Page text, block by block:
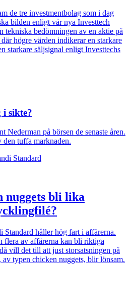
de tre investmentbolag som i dag
bilden enligt vår nya Investtech
tekniska bedömningen av en aktie på
högre värden indikerar en starkare
starkare säljsignal enligt Investtechs
sikte?
Nederman på börsen de senaste åren.
den tuffa marknaden.
Standard
nuggets bli lika
håller hög fart i affärerna.
flera av affärerna kan bli riktiga
vill det till att just storsatsningen på
typen chicken nuggets, blir lönsam.